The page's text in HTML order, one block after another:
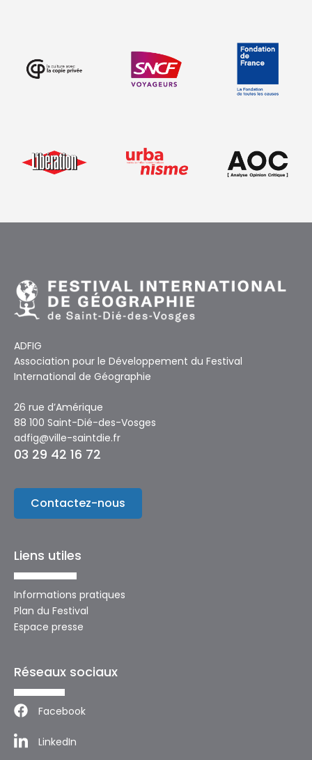
ADFIG
Association pour le Développement du Festival
International de Géographie
26 rue d’Amérique
88 100 Saint-Dié-des-Vosges
adfig@ville-saintdie.fr
03 29 42 16 72
Contactez-nous
Liens utiles
Informations pratiques
Plan du Festival
Espace presse
Réseaux sociaux
Facebook
LinkedIn